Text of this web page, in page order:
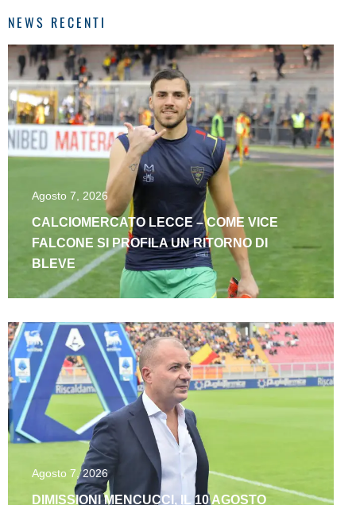
NEWS RECENTI
Agosto 7, 2026
CALCIOMERCATO LECCE – COME VICE
FALCONE SI PROFILA UN RITORNO DI
BLEVE
Agosto 7, 2026
DIMISSIONI MENCUCCI, IL 10 AGOSTO